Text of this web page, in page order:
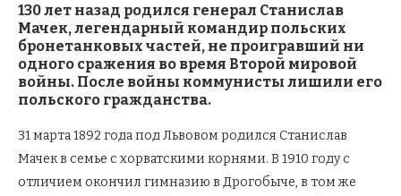
130 лет назад родился генерал Станислав
Мачек, легендарный командир польских
бронетанковых частей, не проигравший ни
одного сражения во время Второй мировой
войны. После войны коммунисты лишили его
польского гражданства.
31 марта 1892 года под Львовом родился Станислав
Мачек в семье с хорватскими корнями. В 1910 году с
отличием окончил гимназию в Дрогобыче, в том же